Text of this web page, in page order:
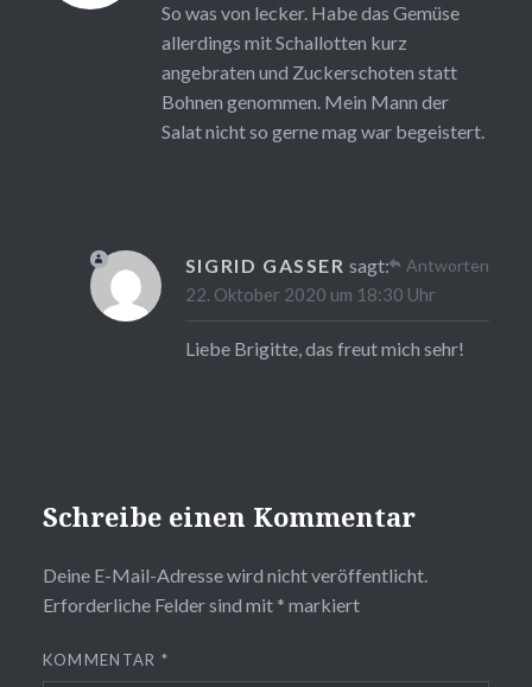
So was von lecker. Habe das Gemüse
allerdings mit Schallotten kurz
angebraten und Zuckerschoten statt
Bohnen genommen. Mein Mann der
Salat nicht so gerne mag war begeistert.
SIGRID GASSER sagt:
22. Oktober 2020 um 18:30 Uhr
Liebe Brigitte, das freut mich sehr!
Antworten
Schreibe einen Kommentar
Deine E-Mail-Adresse wird nicht veröffentlicht.
Erforderliche Felder sind mit * markiert
KOMMENTAR *